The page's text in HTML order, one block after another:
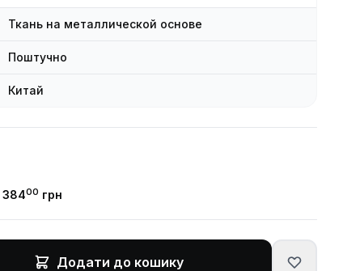
Ткань на металлической основе
Поштучно
Китай
38400 грн
Додати до кошику